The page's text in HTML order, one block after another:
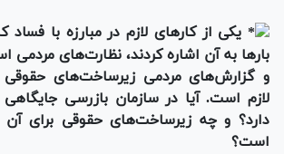
یکی از کارهای لازم در مبارزه با فساد
بارها به آن اشاره کردند، نظارت‌های مردمی
و گزارش‌های مردمی زیرساخت‌های حقوقی
لازم است. آیا در سازمان بازرسی جایگاهی
دارد؟ و چه زیرساخت‌های حقوقی برای آن
است؟